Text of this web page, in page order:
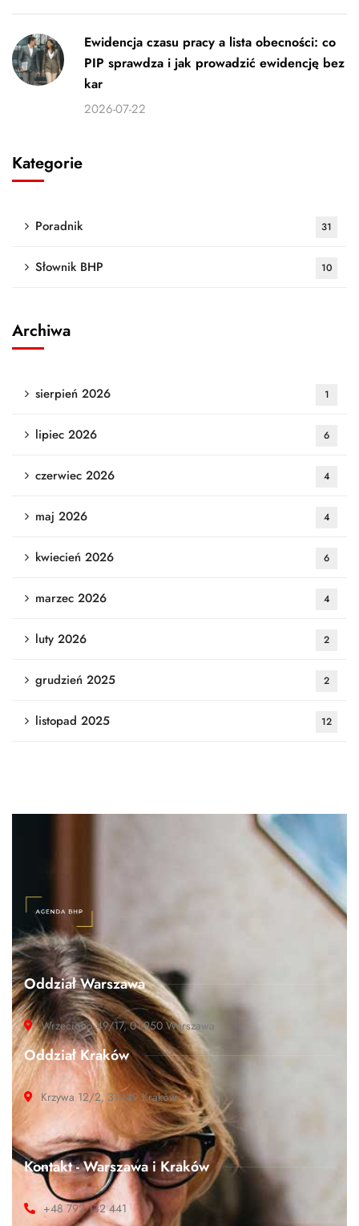
Ewidencja czasu pracy a lista obecności: co
PIP sprawdza i jak prowadzić ewidencję bez
kar
2026-07-22
Kategorie
Poradnik 31
Słownik BHP 10
Archiwa
sierpień 2026 1
lipiec 2026 6
czerwiec 2026 4
maj 2026 4
kwiecień 2026 6
marzec 2026 4
luty 2026 2
grudzień 2025 2
listopad 2025 12
Oddział Warszawa
Wrzeciono 49/17, 01-950 Warszawa
Oddział Kraków
Krzywa 12/2, 31-149 Kraków
Kontakt - Warszawa i Kraków
+48 792 132 441